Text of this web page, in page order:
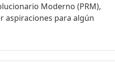
Moderno (PRM),
aspiraciones para algún